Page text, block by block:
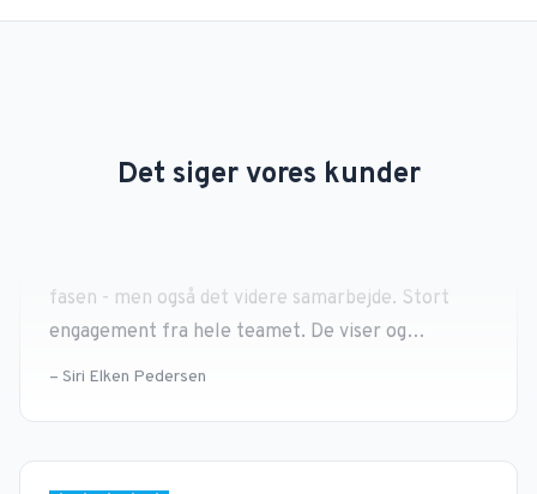
Det siger vores kunder
Utrolig tilfreds med vores (Orifarm)…
engagement fra hele teamet. De viser og
udstråler dygtighed, tålmodighed, nysgerrighed og
åbenhed for de behov og udfordringer vores
Siri Elken Pedersen